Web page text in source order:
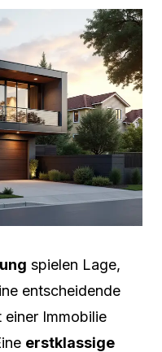
spielen Lage,
entscheidende
Immobilie
erstklassige